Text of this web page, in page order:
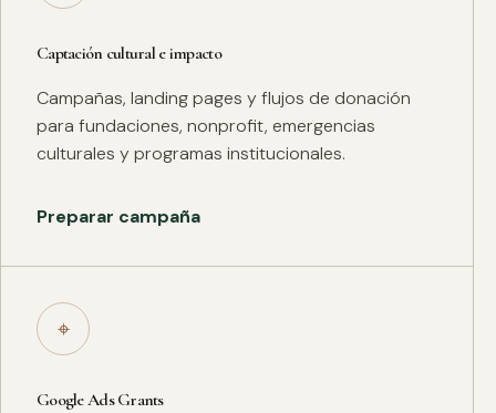
Captación cultural e impacto
Campañas, landing pages y flujos de donación
para fundaciones, nonprofit, emergencias
culturales y programas institucionales.
Preparar campaña
⌖
Google Ads Grants